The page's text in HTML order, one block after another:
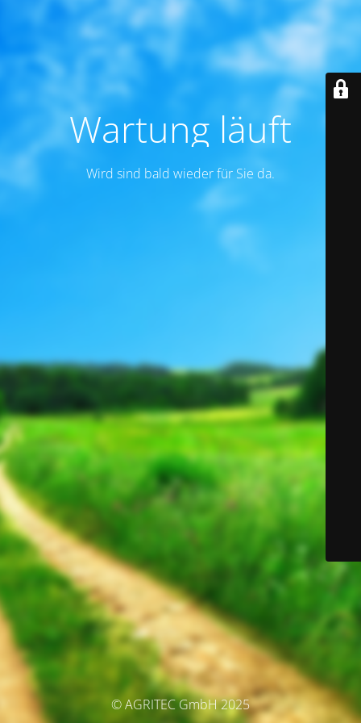
Wartung läuft
Wird sind bald wieder für Sie da.
© AGRITEC GmbH 2025